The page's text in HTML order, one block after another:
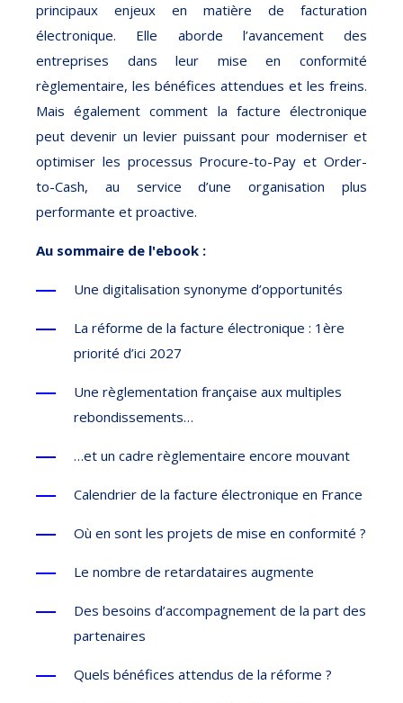
principaux enjeux en matière de facturation
électronique. Elle aborde l’avancement des
entreprises dans leur mise en conformité
règlementaire, les bénéfices attendues et les freins.
Mais également comment la facture électronique
peut devenir un levier puissant pour moderniser et
optimiser les processus Procure-to-Pay et Order-
to-Cash, au service d’une organisation plus
performante et proactive.
Au sommaire de l'ebook :
Une digitalisation synonyme d’opportunités
La réforme de la facture électronique : 1ère
priorité d’ici 2027
Une règlementation française aux multiples
rebondissements…
…et un cadre règlementaire encore mouvant
Calendrier de la facture électronique en France
Où en sont les projets de mise en conformité ?
Le nombre de retardataires augmente
Des besoins d’accompagnement de la part des
partenaires
Quels bénéfices attendus de la réforme ?